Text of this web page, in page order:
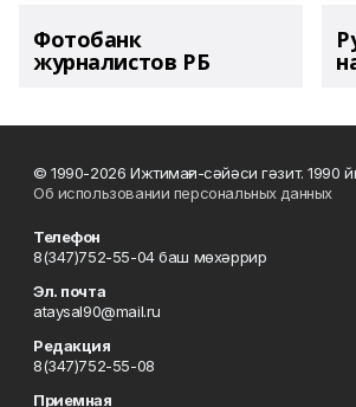
Фотобанк
журналистов РБ
© 1990-2026 Ижтимағи-сәйәси гәзит. 1990
Об использовании персональных данных
Телефон
8(347)752-55-04 баш мөхәррир
Эл. почта
ataysal90@mail.ru
Редакция
8(347)752-55-08
Приемная